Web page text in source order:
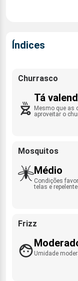
Índices
Churrasco
Tá
Mesmo que as
aproveitar o
Mosquitos
Médio
Condições
telas e
Frizz
Umidade